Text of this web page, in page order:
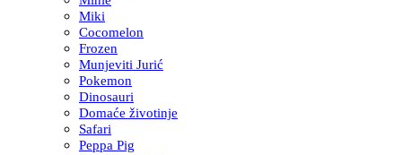
Miki
Cocomelon
Frozen
Munjeviti Jurić
Pokemon
Dinosauri
Domaće životinje
Safari
Peppa Pig